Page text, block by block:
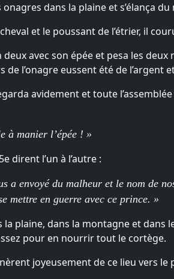
dans la plaine et s’élança
et le poussant de l’étrier, il
avec son épée et pesa les
de l’onagre eussent été de l’argent
avidement et toute
à manier l’épée ! »
dirent l’un à l’autre :
a envoyé du malheur et le nom de
mettre en guerre avec ce prince. »
plaine, dans la montagne et dans
pour en nourrir tout le cortège.
joyeusement de ce lieu vers le